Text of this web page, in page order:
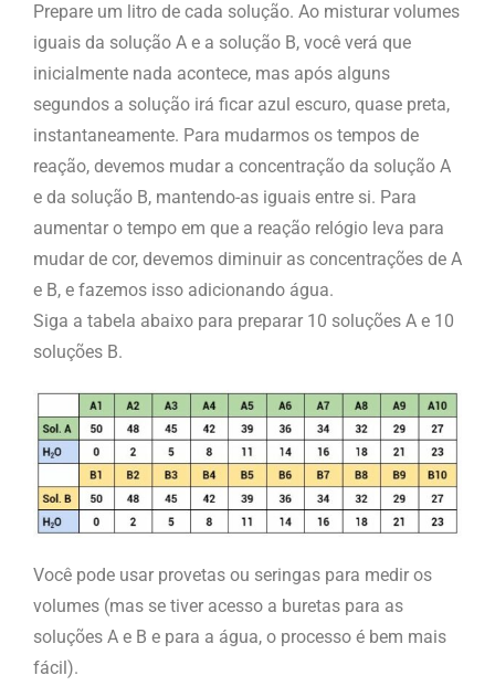
Prepare um litro de cada solução. Ao misturar volumes
iguais da solução A e a solução B, você verá que
inicialmente nada acontece, mas após alguns
segundos a solução irá ficar azul escuro, quase preta,
instantaneamente. Para mudarmos os tempos de
reação, devemos mudar a concentração da solução A
e da solução B, mantendo-as iguais entre si. Para
aumentar o tempo em que a reação relógio leva para
mudar de cor, devemos diminuir as concentrações de A
e B, e fazemos isso adicionando água.
Siga a tabela abaixo para preparar 10 soluções A e 10
soluções B.
Você pode usar provetas ou seringas para medir os
volumes (mas se tiver acesso a buretas para as
soluções A e B e para a água, o processo é bem mais
fácil).